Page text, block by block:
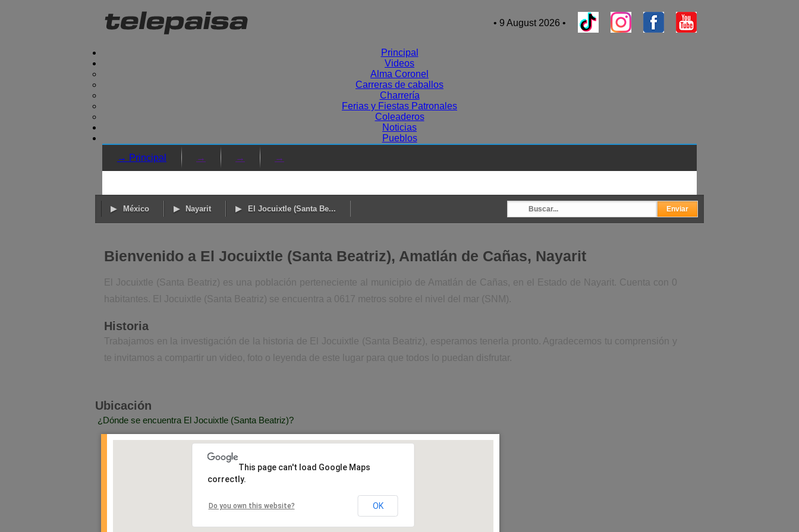
• 9 August 2026 •
Principal
Videos
Alma Coronel
Carreras de caballos
Charrería
Ferias y Fiestas Patronales
Coleaderos
Noticias
Pueblos
→ Principal
→ → →
México Nayarit El Jocuixtle (Santa Be...
Bienvenido a El Jocuixtle (Santa Beatriz), Amatlán de Cañas, Nayarit
El Jocuixtle (Santa Beatriz) es una población perteneciente al municipio de Amatlán de Cañas, en el Estado de Nayarit. Cuenta con 0
habitantes. El Jocuixtle (Santa Beatriz) se encuentra a 0617 metros sobre el nivel del mar (SNM).
Historia
Trabajamos en la investigación de la historia de El Jocuixtle (Santa Beatriz), esperamos tenerla pronto. Agradecemos tu comprensión y
te invitamos a compartir un video, foto o leyenda de este lugar para que todos lo puedan disfrutar.
Ubicación
¿Dónde se encuentra El Jocuixtle (Santa Beatriz)?
This page can't load Google Maps
correctly.
Do you own this website? OK